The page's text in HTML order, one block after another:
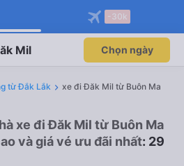
-30k
Mil Chọn ngày
từ Đắk Lắk
xe đi Đăk Mil từ Buôn Ma
xe đi Đăk Mil từ Buôn Ma
và giá vé ưu đãi nhất: 29